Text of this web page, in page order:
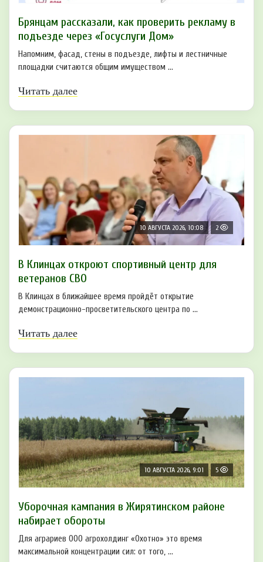
Брянцам рассказали, как проверить рекламу в
подъезде через «Госуслуги Дом»
Напомним, фасад, стены в подъезде, лифты и лестничные
площадки считаются общим имуществом ...
Читать далее
10 АВГУСТА 2026, 10:08 2
В Клинцах откроют спортивный центр для
ветеранов СВО
В Клинцах в ближайшее время пройдёт открытие
демонстрационно-просветительского центра по ...
Читать далее
10 АВГУСТА 2026, 9:01 5
Уборочная кампания в Жирятинском районе
набирает обороты
Для аграриев ООО агрохолдинг «Охотно» это время
максимальной концентрации сил: от того, ...